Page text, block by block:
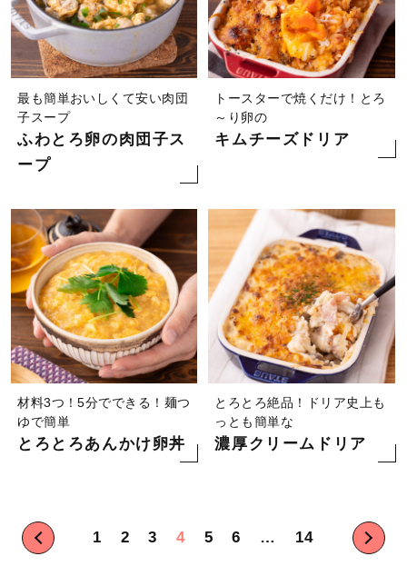
最も簡単おいしくて安い肉団
子スープ
ふわとろ卵の肉団子ス
ープ
トースターで焼くだけ！とろ
～り卵の
キムチーズドリア
材料3つ！5分でできる！麺つ
ゆで簡単
とろとろあんかけ卵丼
とろとろ絶品！ドリア史上も
っとも簡単な
濃厚クリームドリア
投
1 2 3 4 5 6 … 14